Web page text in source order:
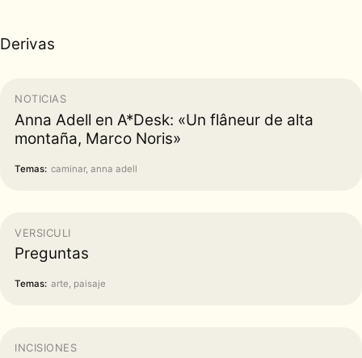
Derivas
NOTICIAS
Anna Adell en A*Desk: «Un flâneur de alta
montaña, Marco Noris»
Temas: caminar, anna adell
VERSICULI
Preguntas
Temas: arte, paisaje
INCISIONES